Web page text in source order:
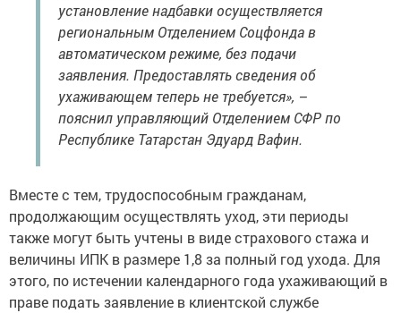
установление надбавки осуществляется
региональным Отделением Соцфонда в
автоматическом режиме, без подачи
заявления. Предоставлять сведения об
ухаживающем теперь не требуется», –
пояснил управляющий Отделением СФР по
Республике Татарстан Эдуард Вафин.
Вместе с тем, трудоспособным гражданам,
продолжающим осуществлять уход, эти периоды
также могут быть учтены в виде страхового стажа и
величины ИПК в размере 1,8 за полный год ухода. Для
этого, по истечении календарного года ухаживающий в
праве подать заявление в клиентской службе